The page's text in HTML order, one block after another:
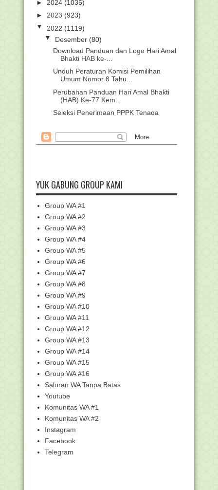
► 2024 (1035)
► 2023 (923)
▼ 2022 (1119)
▼ Desember (80)
Download Panduan dan Logo Hari Amal
Bhakti HAB ke-...
Unduh Peraturan Komisi Pemilihan
Umum Nomor 8 Tahu...
Perubahan Panduan Hari Amal Bhakti
(HAB) Ke-77 Kem...
Seleksi Penerimaan PPPK Tenaga
Edaran Batas Waktu Pencairan
Tunjangan Insentif Gu...
Seleksi PPPK Guru Kelas
Buku petunjuk teknis Helpdesk SSCASN
Ayah dan Ibuku, Guru Jaman Now....!!!!
Download Silabus SBdP SD/MI
Kurikulum 2013
10 Manfaat Rokok bagi Kesehatan yang
Disembunyikan
214.306 ASN Kemenag Ikuti Survei
Indeks Profesiona...
Juknis Penyusunan SKP dan Penilaian
SKP pada Aplik...
Edaran Pelaksanaan dan Juknis CAT
Indeks Profesion...
TALQIN MAYIT BAGI ORANG NU
Besok, Ribuan ASN Kemenag Ikuti
Survei Indeks Prof...
Hari Ini Peringatan 18 Tahun Tsunami
Aceh, Kenali ...
Buku Saku Indeks Profesionalitas ASN
Contoh Deskripsi Pengalaman Kerja
untuk PPPK, Baik...
Budayawan Betawi hing...
Aplikasi Administrasi Guru (Buku Kerja
Guru) Kurik...
Buku Jurnal Mengajar Harian Kelas 1
YUK GABUNG GROUP KAMI
Group WA #1
Group WA #2
Group WA #3
Group WA #4
Group WA #5
Group WA #6
Group WA #7
Group WA #8
Group WA #9
Group WA #10
Group WA #11
Group WA #12
Group WA #13
Group WA #14
Group WA #15
Group WA #16
Saluran WA Tanpa Batas
Youtube
Komunitas WA #1
Komunitas WA #2
Instagram
Facebook
Telegram